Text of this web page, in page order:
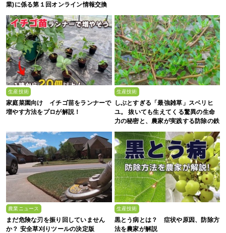
業)に係る第１回オンライン情報交換
生産技術
家庭菜園向け イチゴ苗をランナーで
増やす方法をプロが解説！
生産技術
しぶとすぎる「最強雑草」スベリヒ
ユ。 抜いても生えてくる驚異の生命
力の秘密と、農家が実践する防除の鉄
則
農業ニュース
まだ危険な刃を振り回していません
か？ 安全草刈りツールの決定版
生産技術
黒とう病とは？ 症状や原因、防除方
法を農家が解説